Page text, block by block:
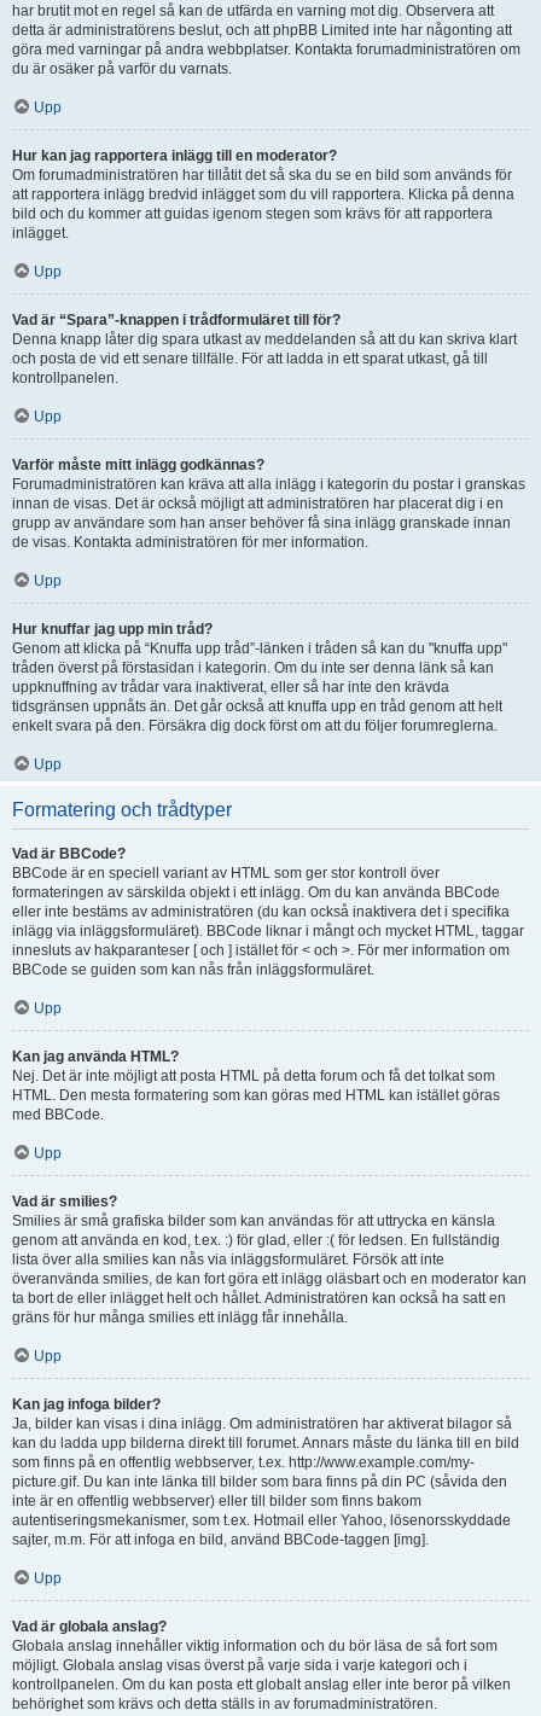
har brutit mot en regel så kan de utfärda en varning mot dig. Observera att
detta är administratörens beslut, och att phpBB Limited inte har någonting att
göra med varningar på andra webbplatser. Kontakta forumadministratören om
du är osäker på varför du varnats.
Upp
Hur kan jag rapportera inlägg till en moderator?
Om forumadministratören har tillåtit det så ska du se en bild som används för
att rapportera inlägg bredvid inlägget som du vill rapportera. Klicka på denna
bild och du kommer att guidas igenom stegen som krävs för att rapportera
inlägget.
Upp
Vad är “Spara”-knappen i trådformuläret till för?
Denna knapp låter dig spara utkast av meddelanden så att du kan skriva klart
och posta de vid ett senare tillfälle. För att ladda in ett sparat utkast, gå till
kontrollpanelen.
Upp
Varför måste mitt inlägg godkännas?
Forumadministratören kan kräva att alla inlägg i kategorin du postar i granskas
innan de visas. Det är också möjligt att administratören har placerat dig i en
grupp av användare som han anser behöver få sina inlägg granskade innan
de visas. Kontakta administratören för mer information.
Upp
Hur knuffar jag upp min tråd?
Genom att klicka på “Knuffa upp tråd”-länken i tråden så kan du "knuffa upp"
tråden överst på förstasidan i kategorin. Om du inte ser denna länk så kan
uppknuffning av trådar vara inaktiverat, eller så har inte den krävda
tidsgränsen uppnåts än. Det går också att knuffa upp en tråd genom att helt
enkelt svara på den. Försäkra dig dock först om att du följer forumreglerna.
Upp
Formatering och trådtyper
Vad är BBCode?
BBCode är en speciell variant av HTML som ger stor kontroll över
formateringen av särskilda objekt i ett inlägg. Om du kan använda BBCode
eller inte bestäms av administratören (du kan också inaktivera det i specifika
inlägg via inläggsformuläret). BBCode liknar i mångt och mycket HTML, taggar
innesluts av hakparanteser [ och ] istället för < och >. För mer information om
BBCode se guiden som kan nås från inläggsformuläret.
Upp
Kan jag använda HTML?
Nej. Det är inte möjligt att posta HTML på detta forum och få det tolkat som
HTML. Den mesta formatering som kan göras med HTML kan istället göras
med BBCode.
Upp
Vad är smilies?
Smilies är små grafiska bilder som kan användas för att uttrycka en känsla
genom att använda en kod, t.ex. :) för glad, eller :( för ledsen. En fullständig
lista över alla smilies kan nås via inläggsformuläret. Försök att inte
överanvända smilies, de kan fort göra ett inlägg oläsbart och en moderator kan
ta bort de eller inlägget helt och hållet. Administratören kan också ha satt en
gräns för hur många smilies ett inlägg får innehålla.
Upp
Kan jag infoga bilder?
Ja, bilder kan visas i dina inlägg. Om administratören har aktiverat bilagor så
kan du ladda upp bilderna direkt till forumet. Annars måste du länka till en bild
som finns på en offentlig webbserver, t.ex. http://www.example.com/my-
picture.gif. Du kan inte länka till bilder som bara finns på din PC (såvida den
inte är en offentlig webbserver) eller till bilder som finns bakom
autentiseringsmekanismer, som t.ex. Hotmail eller Yahoo, lösenorsskyddade
sajter, m.m. För att infoga en bild, använd BBCode-taggen [img].
Upp
Vad är globala anslag?
Globala anslag innehåller viktig information och du bör läsa de så fort som
möjligt. Globala anslag visas överst på varje sida i varje kategori och i
kontrollpanelen. Om du kan posta ett globalt anslag eller inte beror på vilken
behörighet som krävs och detta ställs in av forumadministratören.